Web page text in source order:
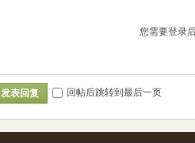
您需要登录
发表回复 回帖后跳转到最后一页